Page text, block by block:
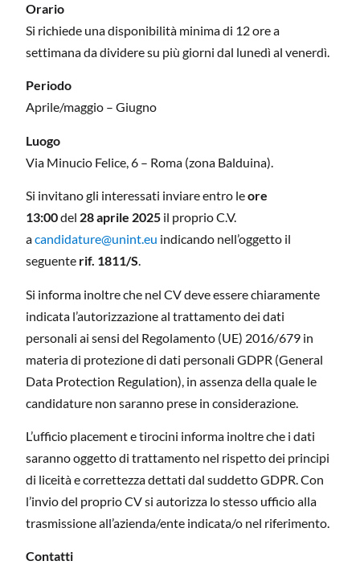
Orario
Si richiede una disponibilità minima di 12 ore a
settimana da dividere su più giorni dal lunedì al venerdì.
Periodo
Aprile/maggio – Giugno
Luogo
Via Minucio Felice, 6 – Roma (zona Balduina).
Si invitano gli interessati inviare entro leore
13:00del 28 aprile 2025 il proprio C.V.
acandidature@unint.eu indicando nell’oggetto il
seguente rif. 1811/S.
Si informa inoltre che nel CV deve essere chiaramente
indicata l’autorizzazione al trattamento dei dati
personali ai sensi del Regolamento (UE) 2016/679 in
materia di protezione di dati personali GDPR (General
Data Protection Regulation), in assenza della quale le
candidature non saranno prese in considerazione.
L’ufficio placement e tirocini informa inoltre che i dati
saranno oggetto di trattamento nel rispetto dei principi
di liceità e correttezza dettati dal suddetto GDPR. Con
l’invio del proprio CV si autorizza lo stesso ufficio alla
trasmissione all’azienda/ente indicata/o nel riferimento.
Contatti